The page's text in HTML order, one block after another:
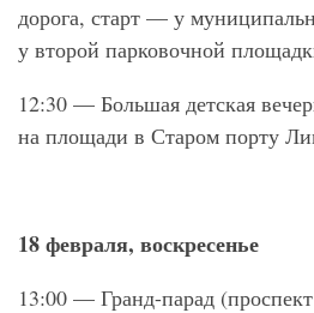
дорога, старт — у
у второй парковочной
12:30 — Большая детская
на площади в Старом порту
18 февраля, воскресенье
13:00 — Гранд-парад